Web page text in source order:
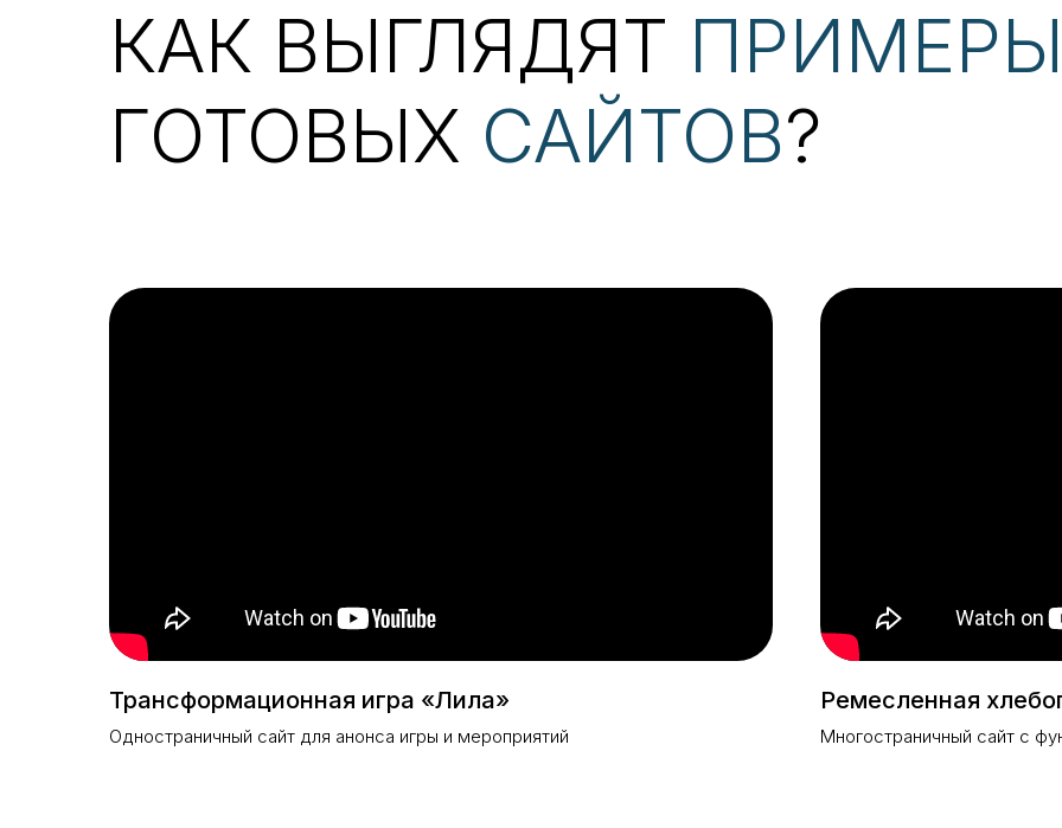
КАК ВЫГЛЯДЯТ
ГОТОВЫХ САЙТОВ?
Трансформационная игра «Лила»
Одностраничный сайт для анонса игры и мероприятий
Ремесленная
Многостраничный сайт с